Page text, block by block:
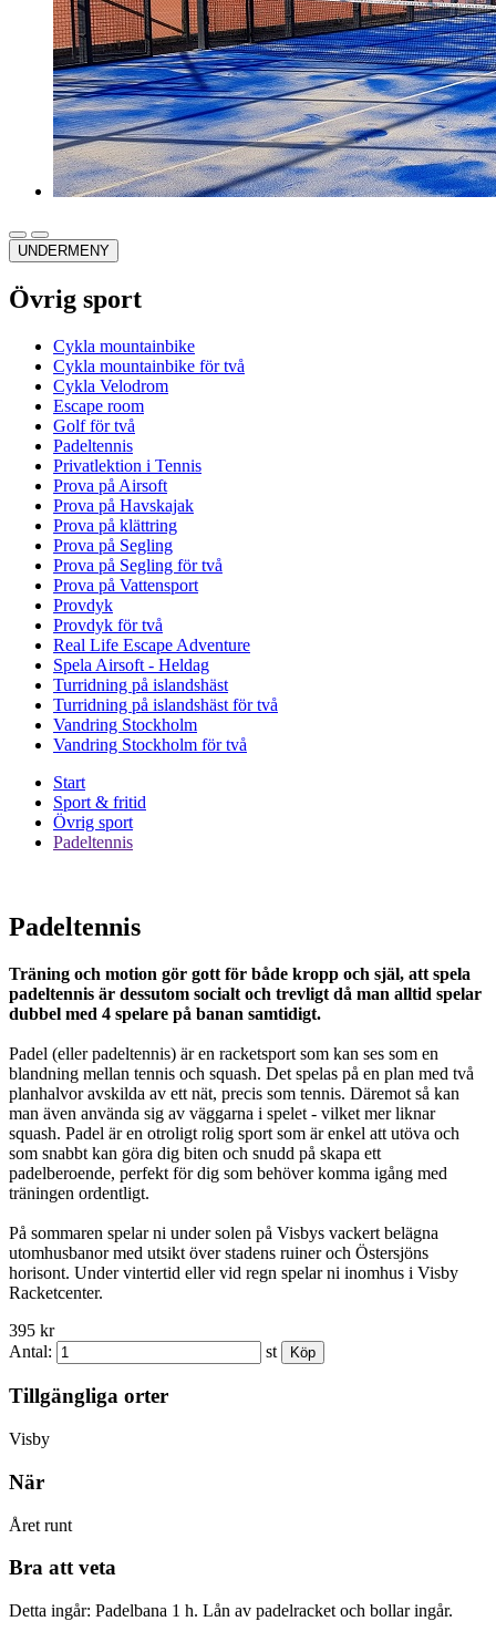
UNDERMENY
Övrig sport
Cykla mountainbike
Cykla mountainbike för två
Cykla Velodrom
Escape room
Golf för två
Padeltennis
Privatlektion i Tennis
Prova på Airsoft
Prova på Havskajak
Prova på klättring
Prova på Segling
Prova på Segling för två
Prova på Vattensport
Provdyk
Provdyk för två
Real Life Escape Adventure
Spela Airsoft - Heldag
Turridning på islandshäst
Turridning på islandshäst för två
Vandring Stockholm
Vandring Stockholm för två
Start
Sport & fritid
Övrig sport
Padeltennis
Padeltennis
Träning och motion gör gott för både kropp och själ, att spela
padeltennis är dessutom socialt och trevligt då man alltid spelar
dubbel med 4 spelare på banan samtidigt.
Padel (eller padeltennis) är en racketsport som kan ses som en
blandning mellan tennis och squash. Det spelas på en plan med två
planhalvor avskilda av ett nät, precis som tennis. Däremot så kan
man även använda sig av väggarna i spelet - vilket mer liknar
squash. Padel är en otroligt rolig sport som är enkel att utöva och
som snabbt kan göra dig biten och snudd på skapa ett
padelberoende, perfekt för dig som behöver komma igång med
träningen ordentligt.
På sommaren spelar ni under solen på Visbys vackert belägna
utomhusbanor med utsikt över stadens ruiner och Östersjöns
horisont. Under vintertid eller vid regn spelar ni inomhus i Visby
Racketcenter.
395 kr
Antal:
st
Tillgängliga orter
Visby
När
Året runt
Bra att veta
Detta ingår: Padelbana 1 h. Lån av padelracket och bollar ingår.